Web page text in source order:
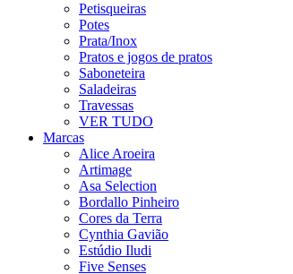
Petisqueiras
Potes
Prata/Inox
Pratos e jogos de pratos
Saboneteira
Saladeiras
Travessas
VER TUDO
Marcas
Alice Aroeira
Artimage
Asa Selection
Bordallo Pinheiro
Cores da Terra
Cynthia Gavião
Estúdio Iludi
Five Senses